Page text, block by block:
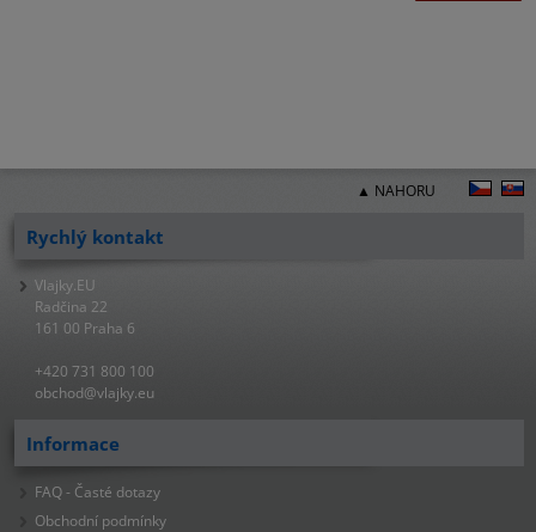
▲ NAHORU
Rychlý kontakt
Vlajky.EU
Radčina 22
161 00 Praha 6
+420 731 800 100
obchod@vlajky.eu
Informace
FAQ - Časté dotazy
Obchodní podmínky